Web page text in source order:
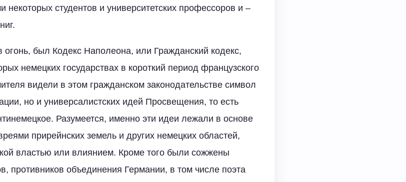
студентов и университетских профессоров и –
огонь, был Кодекс Наполеона, или Гражданский кодекс,
немецких государствах в короткий период французского
видели в этом гражданском законодательстве символ
но и универсалистских идей Просвещения, то есть
Разумеется, именно эти идеи лежали в основе
прирейнских земель и других немецких областей,
властью или влиянием. Кроме того были сожжены
противников объединения Германии, в том числе поэта